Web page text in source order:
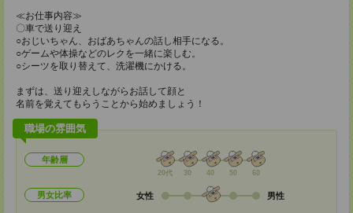
≪お仕事内容≫
〇車で送り迎え
○おじいちゃん、おばあちゃんの話し相手になる。
○ゲームや体操などのレクを一緒に楽しむ。
○シーツを取り替えて、洗濯機にかける。
まずは、送り迎えしながらお話して顔と
名前を覚えてもらうことから始めましょう！
職場の雰囲気
年齢層
20代 30 40 50 60
男女比率 女性 男性